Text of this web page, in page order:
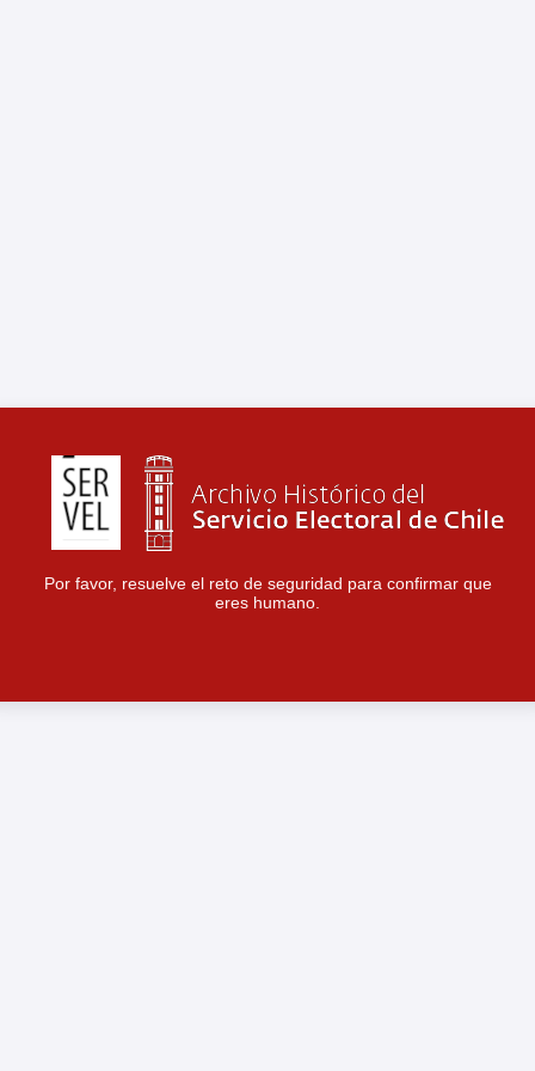
Por favor, resuelve el reto de seguridad para confirmar que
eres humano.